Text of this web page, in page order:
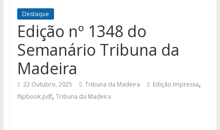
Destaque
Edição nº 1348 do
Semanário Tribuna da
Madeira
22 Outubro, 2025 Tribuna da Madeira Edição Impressa,
flipbook pdf, Tribuna da Madeira